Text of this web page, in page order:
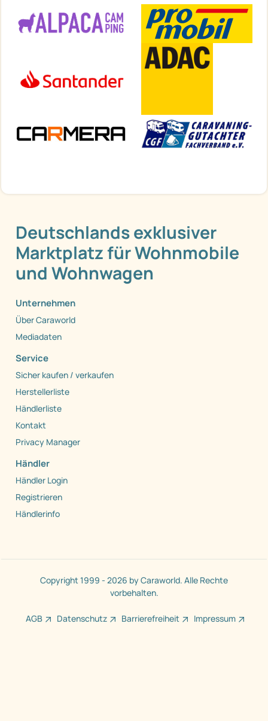
Deutschlands exklusiver
Marktplatz für Wohnmobile
und Wohnwagen
Unternehmen
Über Caraworld
Mediadaten
Service
Sicher kaufen / verkaufen
Herstellerliste
Händlerliste
Kontakt
Privacy Manager
Händler
Händler Login
Registrieren
Händlerinfo
Copyright 1999 - 2026 by Caraworld. Alle Rechte
vorbehalten.
AGB Datenschutz Barrierefreiheit Impressum